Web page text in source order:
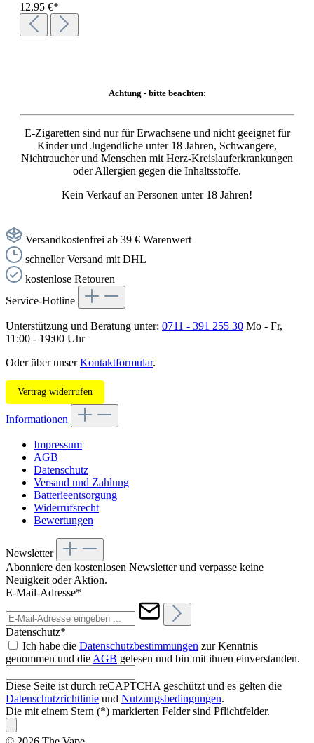
12,95 €*
Achtung - bitte beachten:
E-Zigaretten sind nur für Erwachsene und nicht geeignet für
Kinder und Jugendliche unter 18 Jahren, Schwangere,
Nichtraucher und Menschen mit Herz-Kreislauferkrankungen
oder Allergien gegen die Inhaltsstoffe.
Kein Verkauf an Personen unter 18 Jahren!
Versandkostenfrei ab 39 € Warenwert
schneller Versand mit DHL
kostenlose Retouren
Service-Hotline
Unterstützung und Beratung unter: 0711 - 391 255 30 Mo - Fr,
11:00 - 19:00 Uhr
Oder über unserKontaktformular.
Vertrag widerrufen
Informationen
Impressum
AGB
Datenschutz
Versand und Zahlung
Batterieentsorgung
Widerrufsrecht
Bewertungen
Newsletter
Abonniere den kostenlosen Newsletter und verpasse keine
Neuigkeit oder Aktion.
E-Mail-Adresse*
Datenschutz*
Ich habe die Datenschutzbestimmungen zur Kenntnis
genommen und die AGB gelesen und bin mit ihnen einverstanden.
Diese Seite ist durch reCAPTCHA geschützt und es gelten die
Datenschutzrichtlinie und Nutzungsbedingungen.
Die mit einem Stern (*) markierten Felder sind Pflichtfelder.